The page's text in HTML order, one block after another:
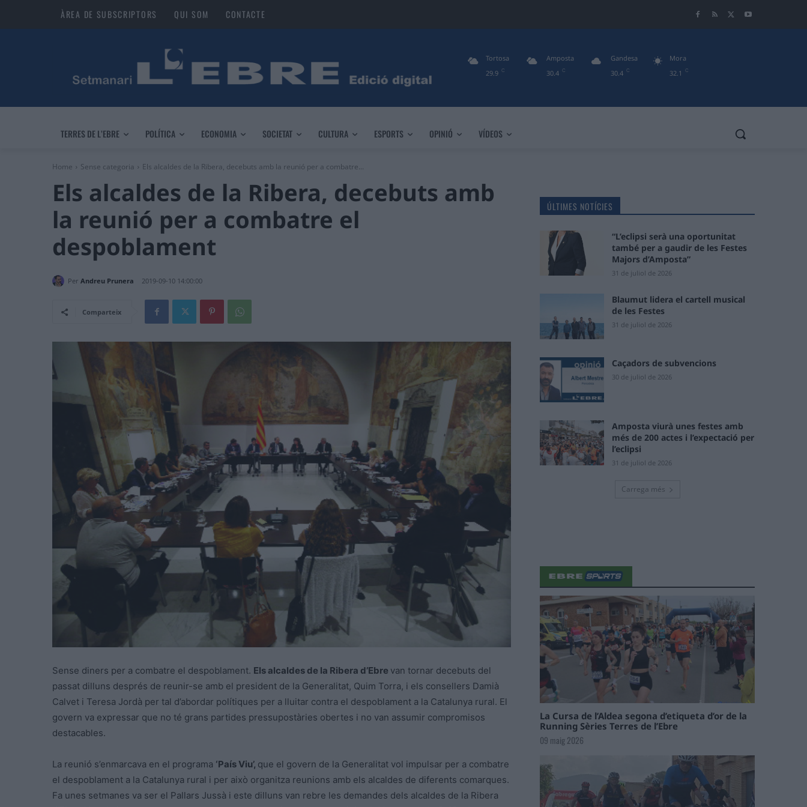
ÀREA DE SUBSCRIPTORS QUI SOM CONTACTE
29.9 C
Tortosa
30.4 C
Amposta
30.4 C
Gandesa
32.1
C
Mora
TERRES DE L’EBRE POLÍTICA ECONOMIA SOCIETAT CULTURA ESPORTS OPINIÓ VÍDEOS
Home Sense categoria Els alcaldes de la Ribera, decebuts amb la reunió per a combatre...
Els alcaldes de la Ribera, decebuts amb
la reunió per a combatre el
despoblament
Per Andreu Prunera 2019-09-10 14:00:00
Comparteix
Sense diners per a combatre el despoblament. Els alcaldes de la Ribera d’Ebre van tornar decebuts del
passat dilluns després de reunir-se amb el president de la Generalitat, Quim Torra, i els consellers Damià
Calvet i Teresa Jordà per tal d’abordar polítiques per a lluitar contra el despoblament a la Catalunya rural. El
govern va expressar que no té grans partides pressupostàries obertes i no van assumir compromisos
destacables.
La reunió s’enmarcava en el programa ‘País Viu’, que el govern de la Generalitat vol impulsar per a combatre
el despoblament a la Catalunya rural i per això organitza reunions amb els alcaldes de diferents comarques.
Fa unes setmanes va ser el Pallars Jussà i este dilluns van rebre les demandes dels alcaldes de la Ribera
ÚLTIMES NOTÍCIES
“L’eclipsi serà una oportunitat
també per a gaudir de les Festes
Majors d’Amposta”
31 de juliol de 2026
Blaumut lidera el cartell musical
de les Festes
31 de juliol de 2026
Caçadors de subvencions
30 de juliol de 2026
Amposta viurà unes festes amb
més de 200 actes i l’expectació per
l’eclipsi
31 de juliol de 2026
Carrega més
La Cursa de l’Aldea segona d’etiqueta d’or de la
Running Sèries Terres de l’Ebre
09 maig 2026